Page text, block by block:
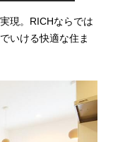
現。RICHならでは
いける快適な住ま